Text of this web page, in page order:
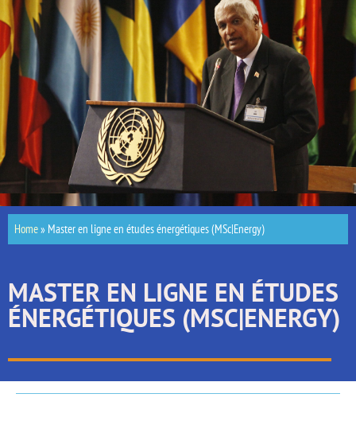
Home» Master en ligne en études énergétiques (MSc|Energy)
MASTER EN LIGNE EN ÉTUDES
ÉNERGÉTIQUES (MSC|ENERGY)